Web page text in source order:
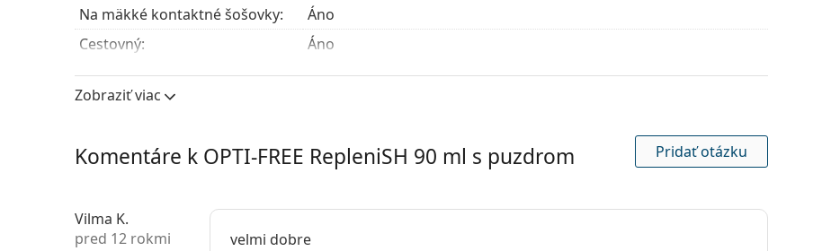
Na mäkké kontaktné šošovky:
Áno
Cestovný:
Áno
Spotreba po otvorení:
6 mesiacov
Príslušenstvo
Ostatné
Príslušenstvo
Viacúčelové roztoky na kontaktné šošovky
Zobraziť viac
Komentáre k OPTI-FREE RepleniSH 90 ml s puzdrom Pridať otázku
Vilma K.
pred 12 rokmi
velmi dobre